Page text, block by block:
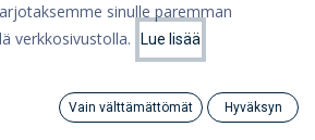
Suosituimmat
Category
Baer Kierreleuka - HSS - MF
Alkaen10,78 €
sinulle paremman
verkkosivustolla.
Lue lisää
Vain välttämättömät Hyväksyn